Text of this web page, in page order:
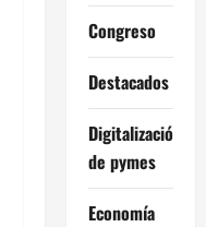
Congreso
Destacados
Digitalización
de pymes
Economía